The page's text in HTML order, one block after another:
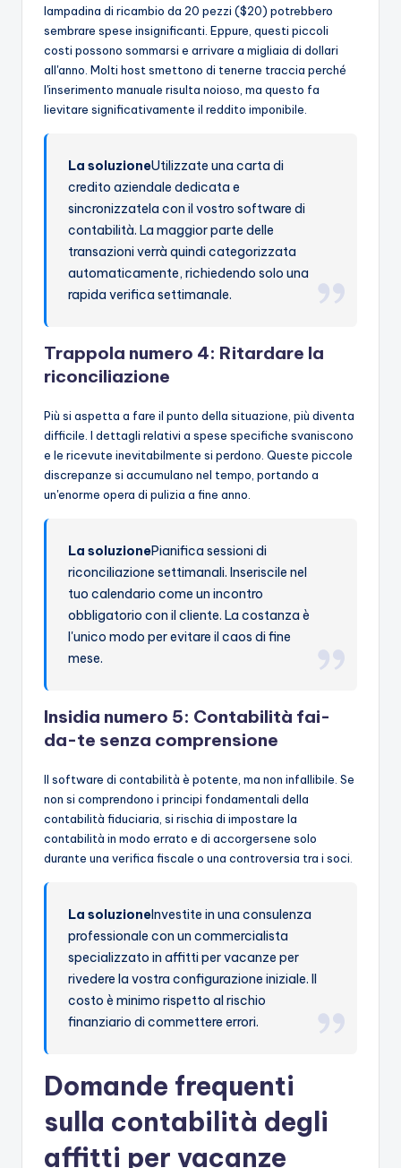
lampadina di ricambio da 20 pezzi ($20) potrebbero
sembrare spese insignificanti. Eppure, questi piccoli
costi possono sommarsi e arrivare a migliaia di dollari
all'anno. Molti host smettono di tenerne traccia perché
l'inserimento manuale risulta noioso, ma questo fa
lievitare significativamente il reddito imponibile.
La soluzioneUtilizzate una carta di
credito aziendale dedicata e
sincronizzatela con il vostro software di
contabilità. La maggior parte delle
transazioni verrà quindi categorizzata
automaticamente, richiedendo solo una
rapida verifica settimanale.
Trappola numero 4: Ritardare la
riconciliazione
Più si aspetta a fare il punto della situazione, più diventa
difficile. I dettagli relativi a spese specifiche svaniscono
e le ricevute inevitabilmente si perdono. Queste piccole
discrepanze si accumulano nel tempo, portando a
un'enorme opera di pulizia a fine anno.
La soluzionePianifica sessioni di
riconciliazione settimanali. Inseriscile nel
tuo calendario come un incontro
obbligatorio con il cliente. La costanza è
l'unico modo per evitare il caos di fine
mese.
Insidia numero 5: Contabilità fai-
da-te senza comprensione
Il software di contabilità è potente, ma non infallibile. Se
non si comprendono i principi fondamentali della
contabilità fiduciaria, si rischia di impostare la
contabilità in modo errato e di accorgersene solo
durante una verifica fiscale o una controversia tra i soci.
La soluzioneInvestite in una consulenza
professionale con un commercialista
specializzato in affitti per vacanze per
rivedere la vostra configurazione iniziale. Il
costo è minimo rispetto al rischio
finanziario di commettere errori.
Domande frequenti
sulla contabilità degli
affitti per vacanze